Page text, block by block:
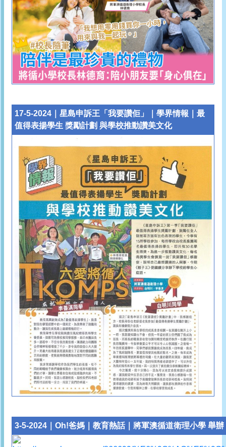
17-5-2024｜星島申訴王 「我要讚佢」｜學界情報｜最
值得表揚學生 獎勵計劃 與學校推動讚美文化
3-5-2024｜Oh!爸媽｜教育熱話｜將軍澳循道衛理小學 舉